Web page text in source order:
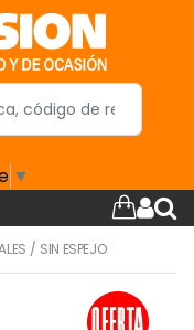
▼
/ SIN ESPEJO